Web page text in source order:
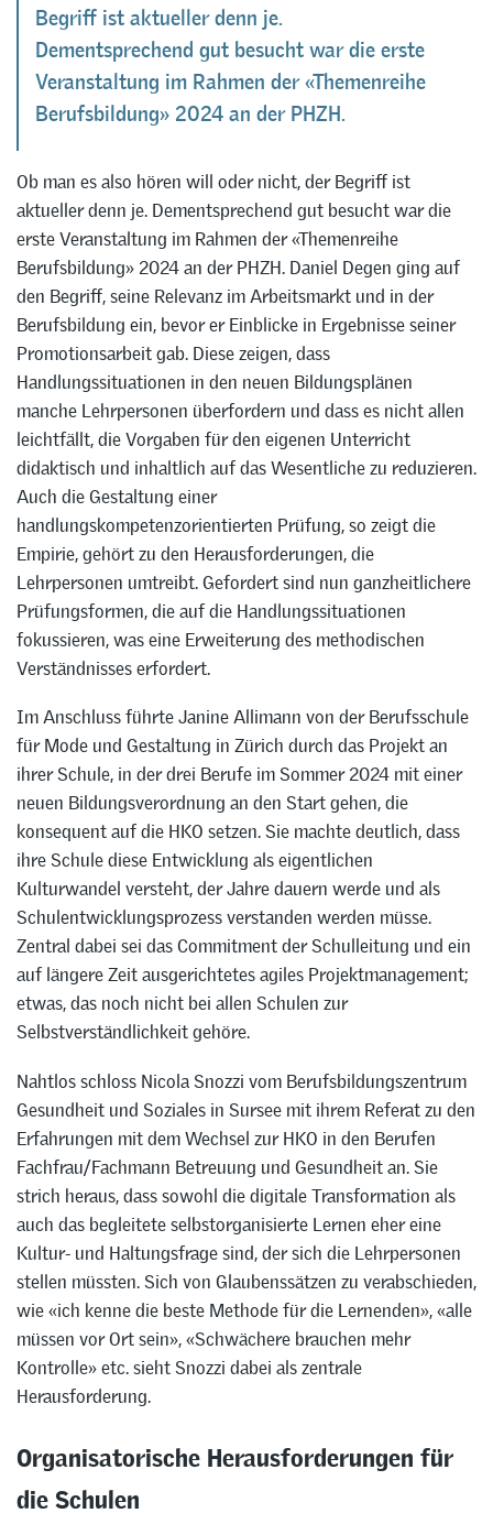
Begriff ist aktueller denn je.
Dementsprechend gut besucht war die erste
Veranstaltung im Rahmen der «Themenreihe
Berufsbildung» 2024 an der PHZH.
Ob man es also hören will oder nicht, der Begriff ist
aktueller denn je. Dementsprechend gut besucht war die
erste Veranstaltung im Rahmen der «Themenreihe
Berufsbildung» 2024 an der PHZH. Daniel Degen ging auf
den Begriff, seine Relevanz im Arbeitsmarkt und in der
Berufsbildung ein, bevor er Einblicke in Ergebnisse seiner
Promotionsarbeit gab. Diese zeigen, dass
Handlungssituationen in den neuen Bildungsplänen
manche Lehrpersonen überfordern und dass es nicht allen
leichtfällt, die Vorgaben für den eigenen Unterricht
didaktisch und inhaltlich auf das Wesentliche zu reduzieren.
Auch die Gestaltung einer
handlungskompetenzorientierten Prüfung, so zeigt die
Empirie, gehört zu den Herausforderungen, die
Lehrpersonen umtreibt. Gefordert sind nun ganzheitlichere
Prüfungsformen, die auf die Handlungssituationen
fokussieren, was eine Erweiterung des methodischen
Verständnisses erfordert.
Im Anschluss führte Janine Allimann von der Berufsschule
für Mode und Gestaltung in Zürich durch das Projekt an
ihrer Schule, in der drei Berufe im Sommer 2024 mit einer
neuen Bildungsverordnung an den Start gehen, die
konsequent auf die HKO setzen. Sie machte deutlich, dass
ihre Schule diese Entwicklung als eigentlichen
Kulturwandel versteht, der Jahre dauern werde und als
Schulentwicklungsprozess verstanden werden müsse.
Zentral dabei sei das Commitment der Schulleitung und ein
auf längere Zeit ausgerichtetes agiles Projektmanagement;
etwas, das noch nicht bei allen Schulen zur
Selbstverständlichkeit gehöre.
Nahtlos schloss Nicola Snozzi vom Berufsbildungszentrum
Gesundheit und Soziales in Sursee mit ihrem Referat zu den
Erfahrungen mit dem Wechsel zur HKO in den Berufen
Fachfrau/Fachmann Betreuung und Gesundheit an. Sie
strich heraus, dass sowohl die digitale Transformation als
auch das begleitete selbstorganisierte Lernen eher eine
Kultur- und Haltungsfrage sind, der sich die Lehrpersonen
stellen müssten. Sich von Glaubenssätzen zu verabschieden,
wie «ich kenne die beste Methode für die Lernenden», «alle
müssen vor Ort sein», «Schwächere brauchen mehr
Kontrolle» etc. sieht Snozzi dabei als zentrale
Herausforderung.
Organisatorische Herausforderungen für
die Schulen